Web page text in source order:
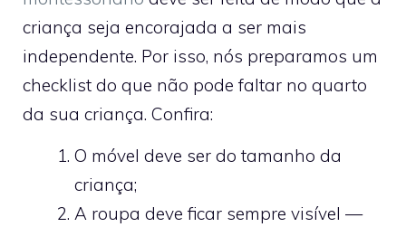
criança seja encorajada a ser mais
independente. Por isso, nós preparamos um
checklist do que não pode faltar no quarto
da sua criança. Confira:
O móvel deve ser do tamanho da
criança;
A roupa deve ficar sempre visível —